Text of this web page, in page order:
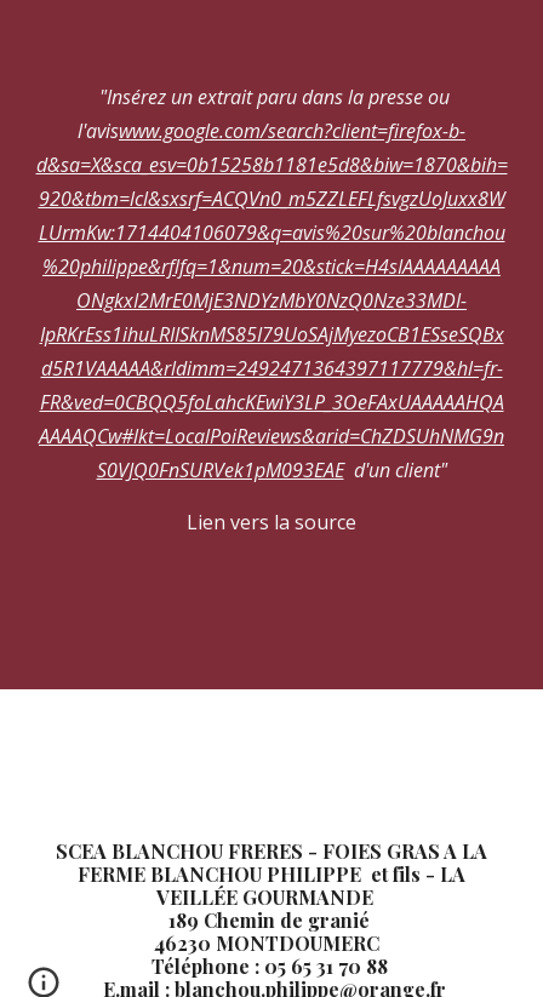
"Insérez un extrait paru dans la presse ou
l'aviswww.google.com/search?client=firefox-b-
d&sa=X&sca_esv=0b15258b1181e5d8&biw=1870&bih=
920&tbm=lcl&sxsrf=ACQVn0_m5ZZLEFLfsvgzUoJuxx8W
LUrmKw:1714404106079&q=avis%20sur%20blanchou
%20philippe&rflfq=1&num=20&stick=H4sIAAAAAAAAA
ONgkxI2MrE0MjE3NDYzMbY0NzQ0Nze33MDI-
IpRKrEss1ihuLRIISknMS85I79UoSAjMyezoCB1ESseSQBx
d5R1VAAAAA&rldimm=2492471364397117779&hl=fr-
FR&ved=0CBQQ5foLahcKEwiY3LP_3OeFAxUAAAAAHQA
AAAAQCw#lkt=LocalPoiReviews&arid=ChZDSUhNMG9n
S0VJQ0FnSURVek1pM093EAE d'un client"
Lien vers la source
SCEA BLANCHOU FRERES - FOIES GRAS A LA
FERME BLANCHOU PHILIPPE et fils - LA
VEILLÉE GOURMANDE
189 Chemin de granié
46230 MONTDOUMERC
Téléphone : 05 65 31 70 88
E.mail : blanchou.philippe@orange.fr